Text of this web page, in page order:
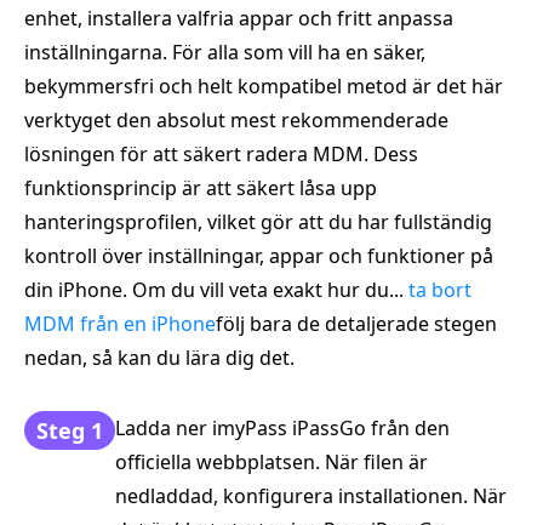
enhet, installera valfria appar och fritt anpassa
inställningarna. För alla som vill ha en säker,
bekymmersfri och helt kompatibel metod är det här
verktyget den absolut mest rekommenderade
lösningen för att säkert radera MDM. Dess
funktionsprincip är att säkert låsa upp
hanteringsprofilen, vilket gör att du har fullständig
kontroll över inställningar, appar och funktioner på
din iPhone. Om du vill veta exakt hur du... ta bort
MDM från en iPhonefölj bara de detaljerade stegen
nedan, så kan du lära dig det.
Steg 1 Ladda ner imyPass iPassGo från den
officiella webbplatsen. När filen är
nedladdad, konfigurera installationen. När